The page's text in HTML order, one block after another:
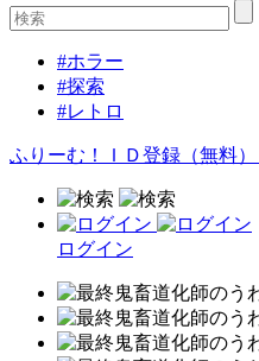
#ホラー
#探索
#レトロ
ふりーむ！ＩＤ登録（無料）
ログイン